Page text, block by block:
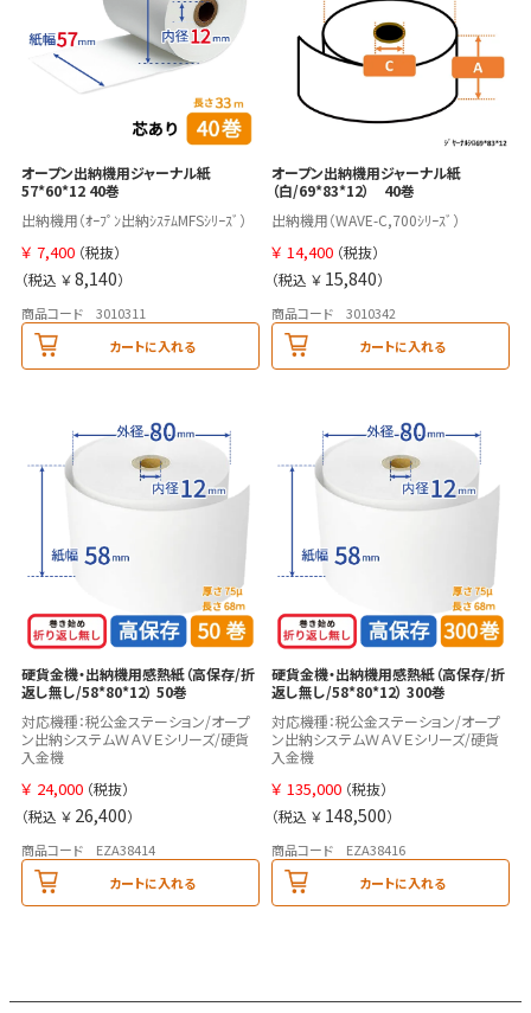
オープン出納機用ジャーナル紙
57*60*12 40巻
出納機用（ｵｰﾌﾟﾝ出納ｼｽﾃﾑMFSｼﾘｰｽﾞ）
￥ 7,400 （税抜）
（税込 ￥8,140）
商品コード 3010311
カートに入れる
オープン出納機用ジャーナル紙
（白/69*83*12） 40巻
出納機用（WAVE-C,700ｼﾘｰｽﾞ）
￥ 14,400 （税抜）
（税込 ￥ 15,840）
商品コード 3010342
カートに入れる
硬貨金機・出納機用感熱紙（高保存/折
返し無し/58*80*12） 50巻
対応機種：税公金ステーション/オープ
ン出納システムＷＡＶＥシリーズ/硬貨
入金機
￥ 24,000 （税抜）
（税込 ￥ 26,400）
商品コード EZA38414
カートに入れる
硬貨金機・出納機用感熱紙（高保存/折
返し無し/58*80*12） 300巻
対応機種：税公金ステーション/オープ
ン出納システムＷＡＶＥシリーズ/硬貨
入金機
￥ 135,000 （税抜）
（税込 ￥ 148,500）
商品コード EZA38416
カートに入れる